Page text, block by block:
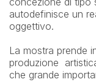
autodefinisce un
oggettivo.
La mostra prende
produzione
che grande